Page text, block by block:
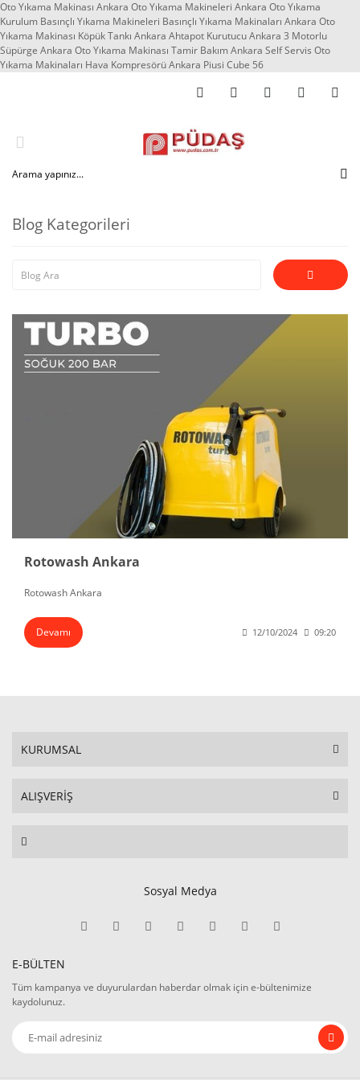
Oto Yıkama Makinası Ankara Oto Yıkama Makineleri Ankara Oto Yıkama
Kurulum Basınçlı Yıkama Makineleri Basınçlı Yıkama Makinaları Ankara Oto
Yıkama Makinası Köpük Tankı Ankara Ahtapot Kurutucu Ankara 3 Motorlu
Süpürge Ankara Oto Yıkama Makinası Tamir Bakım Ankara Self Servis Oto
Yıkama Makinaları Hava Kompresörü Ankara Piusi Cube 56
Blog Kategorileri
Rotowash Ankara
Rotowash Ankara
Devamı 12/10/2024 09:20
KURUMSAL
ALIŞVERİŞ
Sosyal Medya
E-BÜLTEN
Tüm kampanya ve duyurulardan haberdar olmak için e-bültenimize
kaydolunuz.